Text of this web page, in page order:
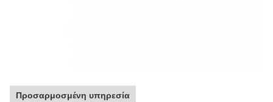
Προσαρμοσμένη υπηρεσία